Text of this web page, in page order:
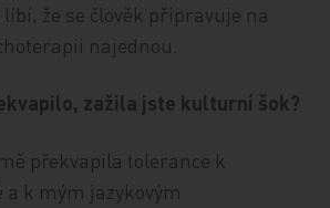
že se člověk připravuje na
najednou.
zažila jste kulturní šok?
překvapila tolerance k
a k mým jazykovým